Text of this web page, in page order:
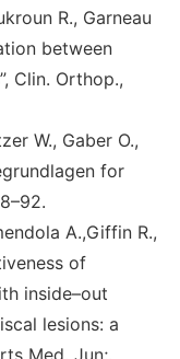
R., Garneau
between
”, Clin. Orthop.,
W., Gaber O.,
for
A.,Giffin R.,
of
inside–out
lesions: a